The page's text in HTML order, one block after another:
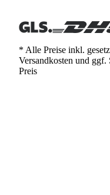
* Alle Preise inkl.
Versandkosten und
Preis